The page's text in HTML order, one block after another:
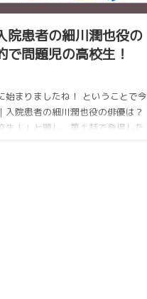
院患者の細川潤也役の
で問題児の高校生！
始まりましたね！ ということで今
入院患者の細川潤也役の俳優は？
生！」と題し、第１話で登場した